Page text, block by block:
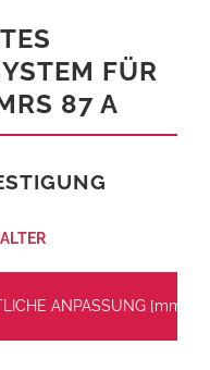
FÜR
87 A
ANPASSUNG [mm]